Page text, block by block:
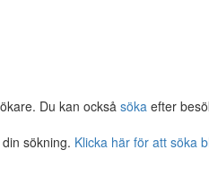
Du kan också söka efter
sökning. Klicka här för att söka